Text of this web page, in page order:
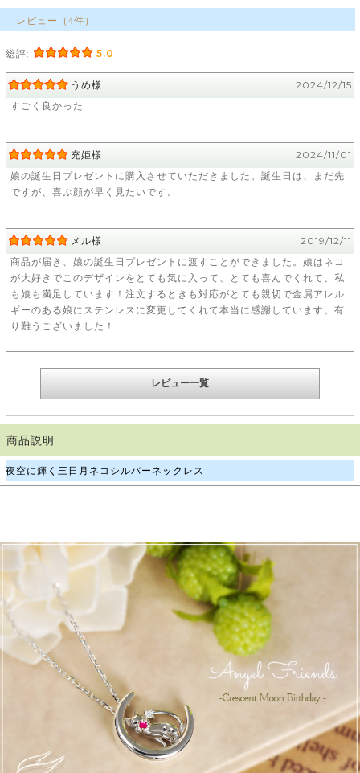
レビュー（4件）
総評: 5.0
うめ様
2024/12/15
すごく良かった
充姫様
2024/11/01
娘の誕生日プレゼントに購入させていただきました。誕生日は、まだ先
ですが、喜ぶ顔が早く見たいです。
メル様
2019/12/11
商品が届き、娘の誕生日プレゼントに渡すことができました。娘はネコ
が大好きでこのデザインをとても気に入って、とても喜んでくれて、私
も娘も満足しています！注文するときも対応がとても親切で金属アレル
ギーのある娘にステンレスに変更してくれて本当に感謝しています。有
り難うございました！
レビュー一覧
商品説明
夜空に輝く三日月ネコシルバーネックレス